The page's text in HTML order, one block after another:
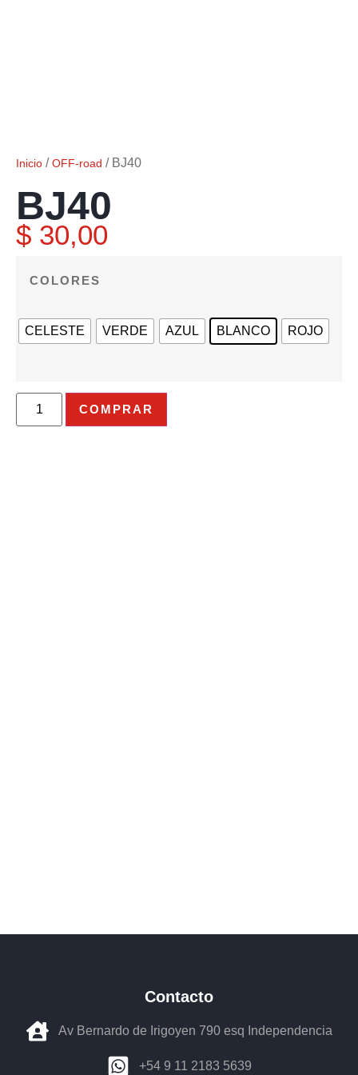
Inicio /OFF-road / BJ40
BJ40
$ 30,00
COLORES
CELESTE VERDE AZUL BLANCO ROJO
COMPRAR
Contacto
Av Bernardo de Irigoyen 790 esq Independencia
+54 9 11 2183 5639